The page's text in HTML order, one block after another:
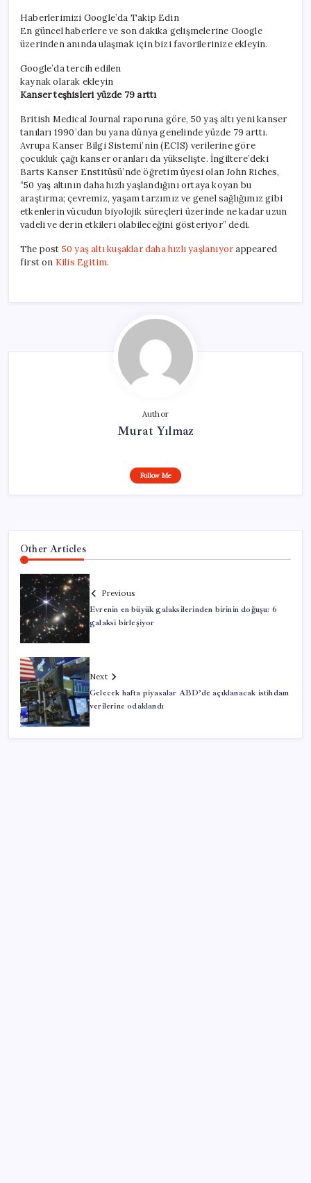
Haberlerimizi Google’da Takip Edin
En güncel haberlere ve son dakika gelişmelerine Google
üzerinden anında ulaşmak için bizi favorilerinize ekleyin.
Google’da tercih edilen
kaynak olarak ekleyin
Kanser teşhisleri yüzde 79 arttı
British Medical Journal raporuna göre, 50 yaş altı yeni kanser
tanıları 1990’dan bu yana dünya genelinde yüzde 79 arttı.
Avrupa Kanser Bilgi Sistemi’nin (ECIS) verilerine göre
çocukluk çağı kanser oranları da yükselişte. İngiltere’deki
Barts Kanser Enstitüsü’nde öğretim üyesi olan John Riches,
“50 yaş altının daha hızlı yaşlandığını ortaya koyan bu
araştırma; çevremiz, yaşam tarzımız ve genel sağlığımız gibi
etkenlerin vücudun biyolojik süreçleri üzerinde ne kadar uzun
vadeli ve derin etkileri olabileceğini gösteriyor” dedi.
The post 50 yaş altı kuşaklar daha hızlı yaşlanıyorappeared
first on Kilis Egitim.
Author
Murat Yılmaz
Follow Me
Other Articles
Previous
Evrenin en büyük galaksilerinden birinin doğuşu: 6
galaksi birleşiyor
Next
Gelecek hafta piyasalar ABD’de açıklanacak istihdam
verilerine odaklandı